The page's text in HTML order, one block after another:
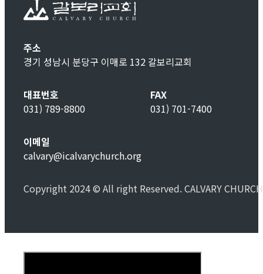
주소
경기 성남시 분당구 이매로 132 갈보리교회
대표번호
031) 789-8800
FAX
031) 701-7400
이메일
calvary@icalvarychurch.org
Copyright 2024 © All right Reserved. CALVARY CHURCH